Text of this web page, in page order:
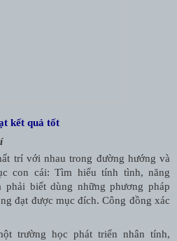
kết quả tốt
trí với nhau trong đường hướng và
con cái: Tìm hiểu tính tình, năng
biết dùng những phương pháp
đạt được mục đích. Công đồng xác
trường học phát triển nhân tính,